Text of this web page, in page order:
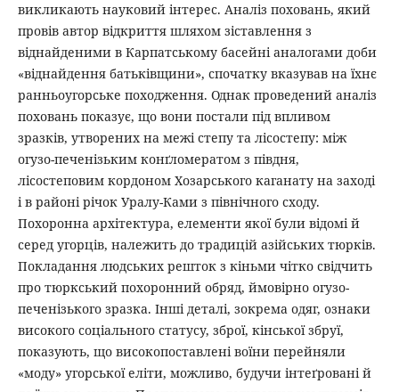
викликають науковий інтерес. Аналіз поховань, який
провів автор відкриття шляхом зіставлення з
віднайденими в Карпатському басейні аналогами доби
«віднайдення батьківщини», спочатку вказував на їхнє
ранньоугорське походження. Однак проведений аналіз
поховань показує, що вони постали під впливом
зразків, утворених на межі степу та лісостепу: між
огузо-печенізьким конґломератом з півдня,
лісостеповим кордоном Хозарського каганату на заході
і в районі річок Уралу-Ками з північного сходу.
Похоронна архітектура, елементи якої були відомі й
серед угорців, належить до традицій азійських тюрків.
Покладання людських решток з кіньми чітко свідчить
про тюркський похоронний обряд, ймовірно огузо-
печенізького зразка. Інші деталі, зокрема одяг, ознаки
високого соціального статусу, зброї, кінської збруї,
показують, що високопоставлені воїни перейняли
«моду» угорської еліти, можливо, будучи інтеґровані й